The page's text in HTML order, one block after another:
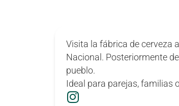
Visita la fábrica de cerveza
Nacional. Posteriormente
pueblo.
Ideal para parejas, familias